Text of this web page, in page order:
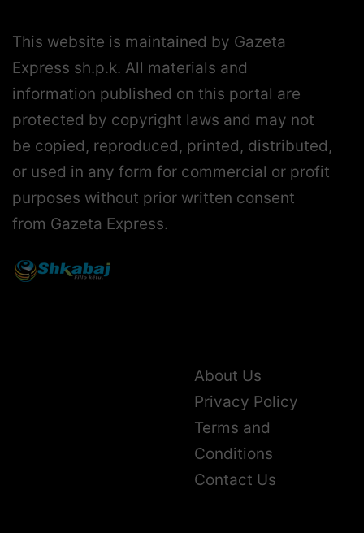
This website is maintained by Gazeta
Express sh.p.k. All materials and
information published on this portal are
protected by copyright laws and may not
be copied, reproduced, printed, distributed,
or used in any form for commercial or profit
purposes without prior written consent
from Gazeta Express.
About Us
Privacy Policy
Terms and
Conditions
Contact Us